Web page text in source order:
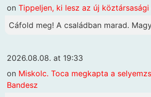
on Tippeljen, ki lesz az új
Cáfold meg! A családban marad.
2026.08.08. at 19:33
on Miskolc. Toca megkapta a
Bandesz